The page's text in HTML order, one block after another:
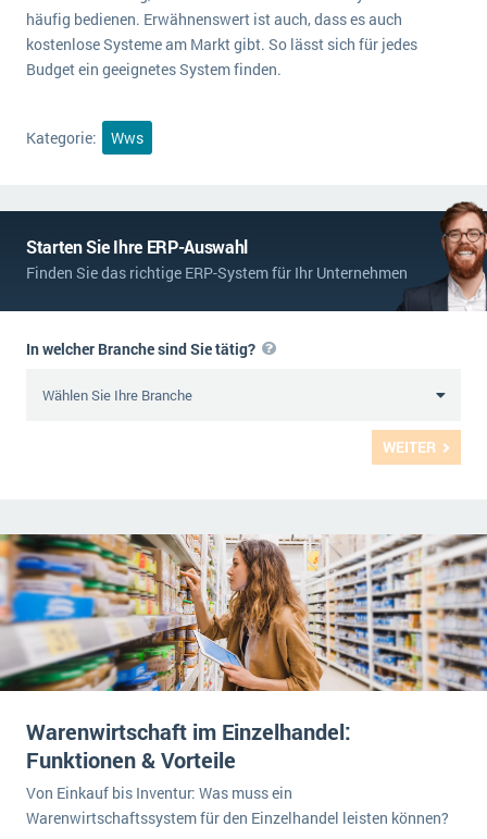
häufig bedienen. Erwähnenswert ist auch, dass es auch
kostenlose Systeme am Markt gibt. So lässt sich für jedes
Budget ein geeignetes System finden.
Kategorie: Wws
Starten Sie Ihre ERP-Auswahl
Finden Sie das richtige ERP-System für Ihr Unternehmen
WEITER
In welcher Branche sind Sie tätig?
Warenwirtschaft im Einzelhandel:
Funktionen & Vorteile
Von Einkauf bis Inventur: Was muss ein
Warenwirtschaftssystem für den Einzelhandel leisten können?